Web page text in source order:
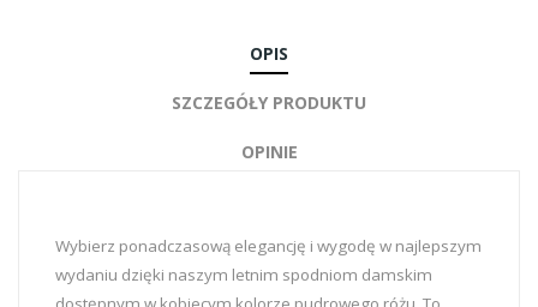
OPIS
SZCZEGÓŁY PRODUKTU
OPINIE
Wybierz ponadczasową elegancję i wygodę w najlepszym
wydaniu dzięki naszym letnim spodniom damskim